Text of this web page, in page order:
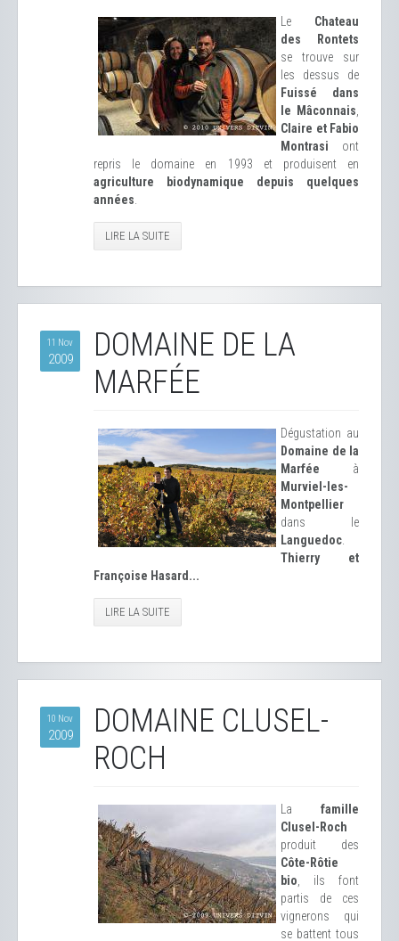
Le Chateau
des Rontets
se trouve sur
les dessus de
Fuissé dans
le Mâconnais
Claire et Fabio
Montrasi ont
repris le domaine en 1993 et produisent en
agriculture biodynamique depuis quelques
années
LIRE LA SUITE
11 Nov
2009
DOMAINE DE LA
MARFÉE
Dégustation au
Domaine de la
Marfée à
Murviel-les-
Montpellier
dans le
Languedoc
Thierry et
Françoise Hasard...
LIRE LA SUITE
10 Nov
2009
DOMAINE CLUSEL-
ROCH
La famille
Clusel-Roch
produit des
Côte-Rôtie
bio , ils font
partis de ces
vignerons qui
se battent tous